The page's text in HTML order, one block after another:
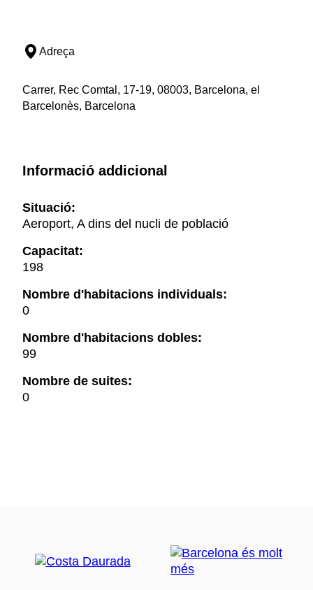
Adreça
Carrer, Rec Comtal, 17-19, 08003, Barcelona, el
Barcelonès, Barcelona
Informació addicional
Situació:
Aeroport, A dins del nucli de població
Capacitat:
198
Nombre d'habitacions individuals:
0
Nombre d'habitacions dobles:
99
Nombre de suites:
0